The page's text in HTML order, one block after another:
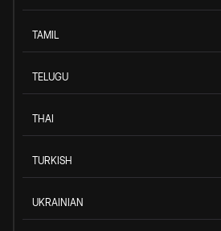
TAMIL
TELUGU
THAI
TURKISH
UKRAINIAN